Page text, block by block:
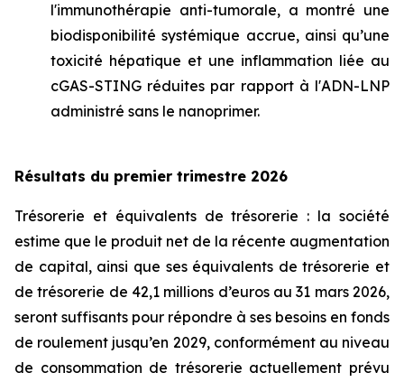
l'immunothérapie anti-tumorale, a montré une
biodisponibilité systémique accrue, ainsi qu’une
toxicité hépatique et une inflammation liée au
cGAS-STING réduites par rapport à l'ADN-LNP
administré sans le nanoprimer.
Résultats du premier trimestre 2026
Trésorerie et équivalents de trésorerie : la société
estime que le produit net de la récente augmentation
de capital, ainsi que ses équivalents de trésorerie et
de trésorerie de 42,1 millions d’euros au 31 mars 2026,
seront suffisants pour répondre à ses besoins en fonds
de roulement jusqu’en 2029, conformément au niveau
de consommation de trésorerie actuellement prévu